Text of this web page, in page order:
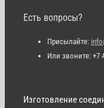
Есть вопросы?
Присылайте:
Или звоните: +7
Изготовление